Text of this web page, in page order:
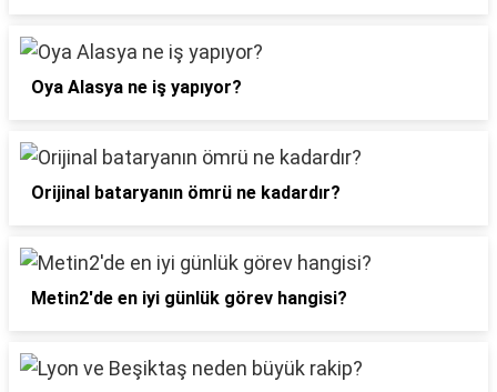
Oya Alasya ne iş yapıyor?
Orijinal bataryanın ömrü ne kadardır?
Metin2'de en iyi günlük görev hangisi?